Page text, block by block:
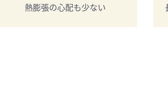
熱膨張の心配も少ない